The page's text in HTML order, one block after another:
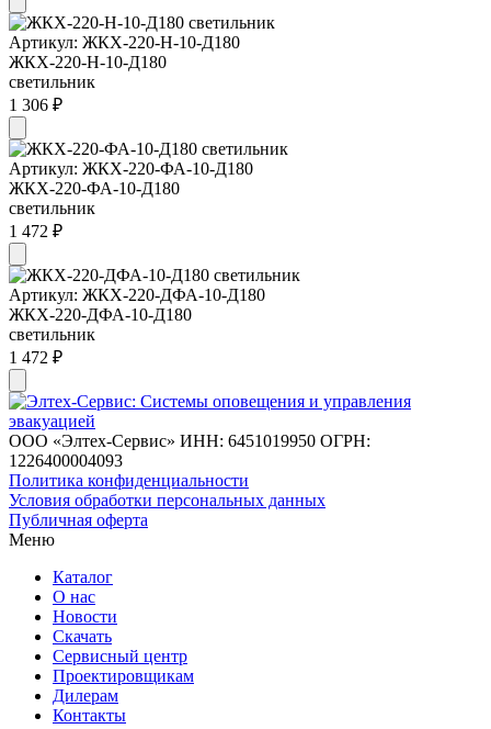
Артикул: ЖКХ-220-Н-10-Д180
ЖКХ-220-Н-10-Д180
светильник
1 306 ₽
Артикул: ЖКХ-220-ФА-10-Д180
ЖКХ-220-ФА-10-Д180
светильник
1 472 ₽
Артикул: ЖКХ-220-ДФА-10-Д180
ЖКХ-220-ДФА-10-Д180
светильник
1 472 ₽
ООО «Элтех-Сервис» ИНН: 6451019950 ОГРН:
1226400004093
Политика конфиденциальности
Условия обработки персональных данных
Публичная оферта
Меню
Каталог
О нас
Новости
Скачать
Сервисный центр
Проектировщикам
Дилерам
Контакты